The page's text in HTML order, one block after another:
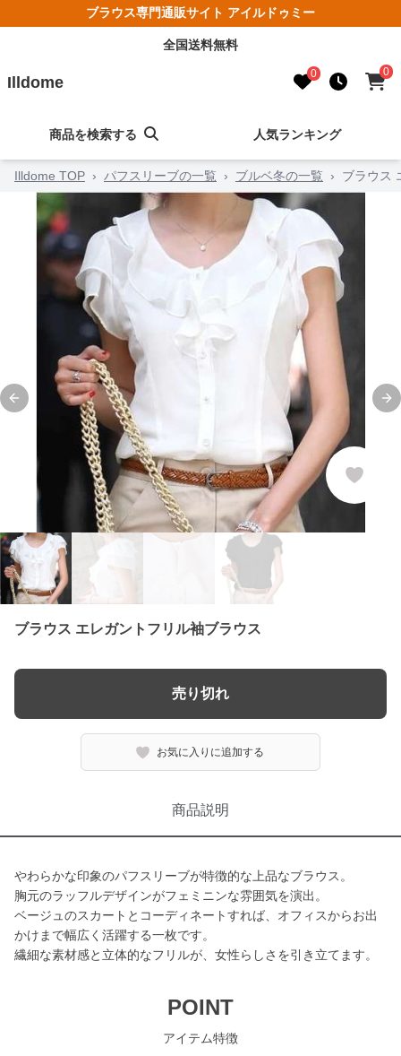
ブラウス専門通販サイト アイルドゥミー
全国送料無料
Illdome 0 0
商品を検索する 人気ランキング
Illdome TOP › パフスリーブの一覧 › ブルベ冬の一覧 › ブラウス
Previous slide
ブラウス エレガントフリル袖ブラウス
売り切れ
お気に入りに追加する
商品説明
やわらかな印象のパフスリーブが特徴的な上品なブラウス。
胸元のラッフルデザインがフェミニンな雰囲気を演出。
ベージュのスカートとコーディネートすれば、オフィスからお出
かけまで幅広く活躍する一枚です。
繊細な素材感と立体的なフリルが、女性らしさを引き立てます。
POINT
アイテム特徴